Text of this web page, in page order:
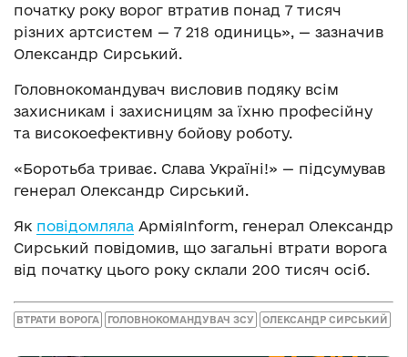
початку року ворог втратив понад 7 тисяч
різних артсистем — 7 218 одиниць», — зазначив
Олександр Сирський.
Головнокомандувач висловив подяку всім
захисникам і захисницям за їхню професійну
та високоефективну бойову роботу.
«Боротьба триває. Слава Україні!» — підсумував
генерал Олександр Сирський.
Як повідомляла АрміяInform, генерал Олександр
Сирський повідомив, що загальні втрати ворога
від початку цього року склали 200 тисяч осіб.
ВТРАТИ ВОРОГА ГОЛОВНОКОМАНДУВАЧ ЗСУ ОЛЕКСАНДР СИРСЬКИЙ